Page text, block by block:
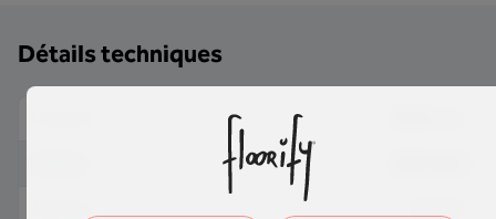
Détails techniques